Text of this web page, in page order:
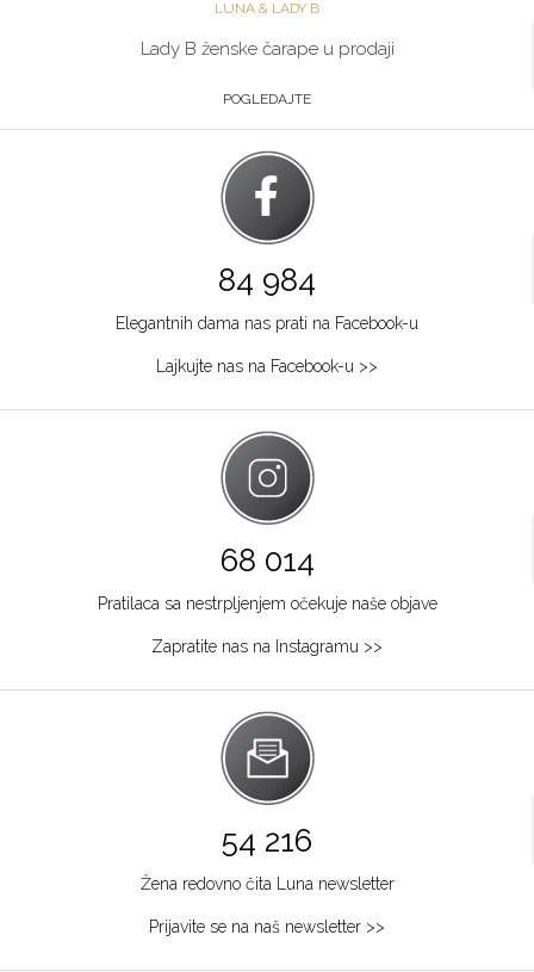
LUNA & LADY B
Lady B ženske čarape u prodaji
POGLEDAJTE
84 984
Elegantnih dama nas prati na Facebook-u
Lajkujte nas na Facebook-u >>
68 014
Pratilaca sa nestrpljenjem očekuje naše objave
Zapratite nas na Instagramu >>
54 216
Žena redovno čita Luna newsletter
Prijavite se na naš newsletter >>